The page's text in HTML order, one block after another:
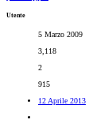
Utente
5 Marzo 2009
3,118
2
915
12 Aprile 2013